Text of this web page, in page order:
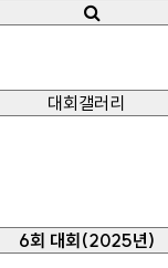
대회갤러리
6회 대회(2025년)